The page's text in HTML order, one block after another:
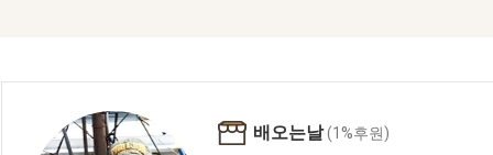
배오는날(1%후원)